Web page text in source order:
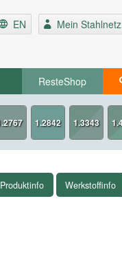
EN Mein Stahlnetz
ResteShop
Produktinfo Werkstoffinfo